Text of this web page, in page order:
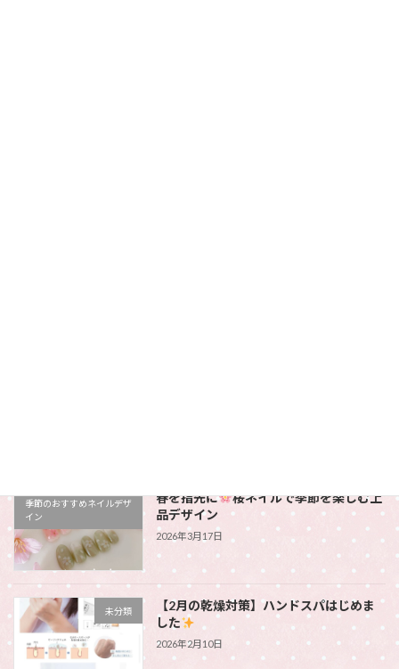
季節のおすすめネイルデザ
イン
春を指先に
桜ネイルで季節を楽しむ上
品デザイン
2026年3月17日
未分類
【2月の乾燥対策】ハンドスパはじめま
した
2026年2月10日